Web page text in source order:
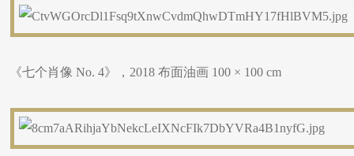
《七个肖像 No. 4》，2018 布面油画 100 × 100 cm